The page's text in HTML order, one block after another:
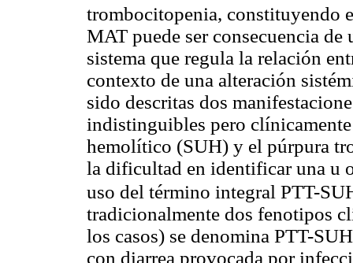
trombocitopenia, constituyendo
MAT puede ser consecuencia
sistema que regula la relación
contexto de una alteración
sido descritas dos
indistinguibles pero
hemolítico (SUH) y el púrpura
la dificultad en identificar una u
uso del término integral PTT-
tradicionalmente dos fenotipos
los casos) se denomina PTT-
con diarrea provocada por